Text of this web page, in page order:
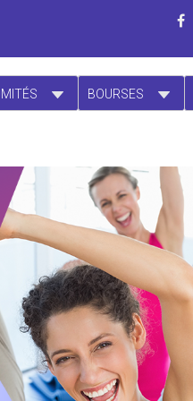
BOURSES